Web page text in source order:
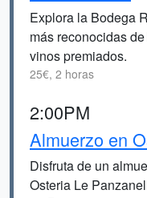
Explora la Bodega
más reconocidas
vinos premiados.
25€, 2 horas
2:00PM
Almuerzo en
Disfruta de un
Osteria Le